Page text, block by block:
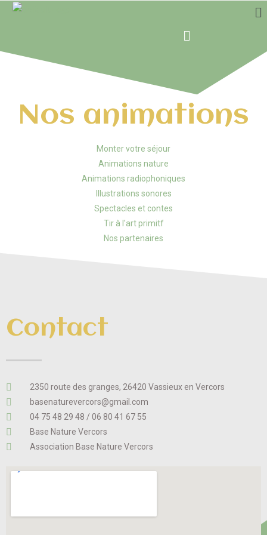
Nos animations
Monter votre séjour
Animations nature
Animations radiophoniques
Illustrations sonores
Spectacles et contes
Tir à l'art primitf
Nos partenaires
Contact
2350 route des granges, 26420 Vassieux en Vercors
basenaturevercors@gmail.com
04 75 48 29 48 / 06 80 41 67 55
Base Nature Vercors
Association Base Nature Vercors